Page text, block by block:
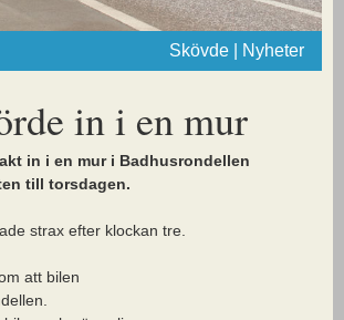
Skövde | Nyheter
in i en mur
in i en mur i Badhusrondellen
till torsdagen.
strax efter klockan tre.
att bilen